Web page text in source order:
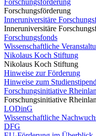
Forschungsförderung
Forschungsförderung
Inneruniversitäre
Inneruniversitäre
Forschungsfonds
Wissenschaftliche
Nikolaus Koch Stiftung
Nikolaus Koch Stiftung
Hinweise zur Förderung
Hinweise zum
Forschungsinitiative
Forschungsinitiative
LODinG
Wissenschaftliche
DFG